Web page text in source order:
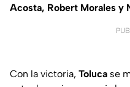
Acosta, Robert Morales y
Con la victoria, Toluca se